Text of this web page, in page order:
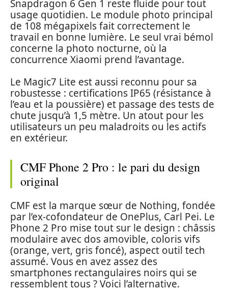
Snapdragon 6 Gen 1 reste fluide pour tout
usage quotidien. Le module photo principal
de 108 mégapixels fait correctement le
travail en bonne lumière. Le seul vrai bémol
concerne la photo nocturne, où la
concurrence Xiaomi prend l’avantage.
Le Magic7 Lite est aussi reconnu pour sa
robustesse : certifications IP65 (résistance à
l’eau et la poussière) et passage des tests de
chute jusqu’à 1,5 mètre. Un atout pour les
utilisateurs un peu maladroits ou les actifs
en extérieur.
CMF Phone 2 Pro : le pari du design
original
CMF est la marque sœur de Nothing, fondée
par l’ex-cofondateur de OnePlus, Carl Pei. Le
Phone 2 Pro mise tout sur le design : châssis
modulaire avec dos amovible, coloris vifs
(orange, vert, gris foncé), aspect outil tech
assumé. Vous en avez assez des
smartphones rectangulaires noirs qui se
ressemblent tous ? Voici l’alternative.